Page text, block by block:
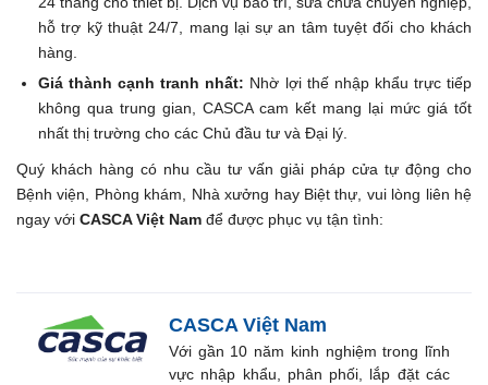
hỗ trợ kỹ thuật 24/7, mang lại sự an tâm tuyệt đối cho khách
hàng.
Giá thành cạnh tranh nhất: Nhờ lợi thế nhập khẩu trực tiếp
không qua trung gian, CASCA cam kết mang lại mức giá tốt
nhất thị trường cho các Chủ đầu tư và Đại lý.
Quý khách hàng có nhu cầu tư vấn giải pháp cửa tự động cho
Bệnh viện, Phòng khám, Nhà xưởng hay Biệt thự, vui lòng liên hệ
ngay với CASCA Việt Nam để được phục vụ tận tình:
CASCA Việt Nam
Với gần 10 năm kinh nghiệm trong lĩnh
vực nhập khẩu, phân phối, lắp đặt các